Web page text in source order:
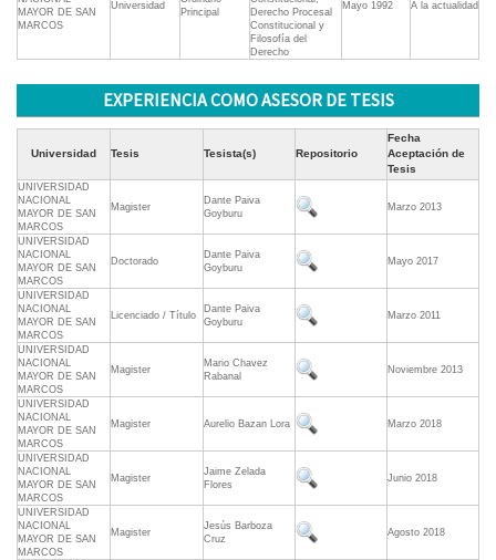
MAYOR DE SAN
MARCOS
Universidad
Principal
Derecho Procesal
Constitucional y
Filosofía del
Derecho
Mayo 1992 A la actualidad
EXPERIENCIA COMO ASESOR DE TESIS
Universidad Tesis Tesista(s) Repositorio
Fecha
Aceptación de
Tesis
UNIVERSIDAD
NACIONAL
MAYOR DE SAN
MARCOS
Magister
Dante Paiva
Goyburu
Marzo 2013
UNIVERSIDAD
NACIONAL
MAYOR DE SAN
MARCOS
Doctorado
Dante Paiva
Goyburu
Mayo 2017
UNIVERSIDAD
NACIONAL
MAYOR DE SAN
MARCOS
Licenciado / Título
Dante Paiva
Goyburu
Marzo 2011
UNIVERSIDAD
NACIONAL
MAYOR DE SAN
MARCOS
Magister
Mario Chavez
Rabanal
Noviembre 2013
UNIVERSIDAD
NACIONAL
MAYOR DE SAN
MARCOS
Magister Aurelio Bazan Lora Marzo 2018
UNIVERSIDAD
NACIONAL
MAYOR DE SAN
MARCOS
Magister
Jaime Zelada
Flores
Junio 2018
UNIVERSIDAD
NACIONAL
MAYOR DE SAN
MARCOS
Magister
Jesús Barboza
Cruz
Agosto 2018